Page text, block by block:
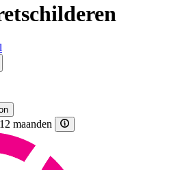
maanden